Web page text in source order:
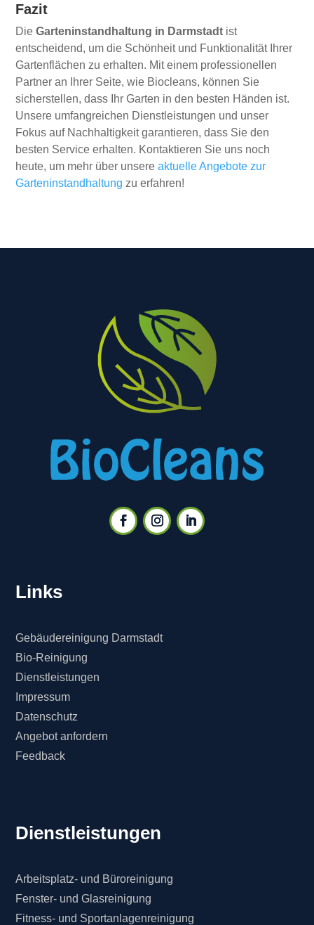
Fazit
DieGarteninstandhaltung in Darmstadt ist
entscheidend, um die Schönheit und Funktionalität Ihrer
Gartenflächen zu erhalten. Mit einem professionellen
Partner an Ihrer Seite, wie Biocleans, können Sie
sicherstellen, dass Ihr Garten in den besten Händen ist.
Unsere umfangreichen Dienstleistungen und unser
Fokus auf Nachhaltigkeit garantieren, dass Sie den
besten Service erhalten. Kontaktieren Sie uns noch
heute, um mehr über unsereaktuelle Angebote zur
Garteninstandhaltung zu erfahren!
Links
Gebäudereinigung Darmstadt
Bio-Reinigung
Dienstleistungen
Impressum
Datenschutz
Angebot anfordern
Feedback
Dienstleistungen
Arbeitsplatz- und Büroreinigung
Fenster- und Glasreinigung
Fitness- und Sportanlagenreinigung